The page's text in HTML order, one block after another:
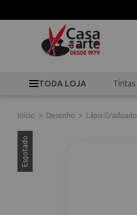
TODA LOJA Tintas
Início > Desenho > Lápis Graduado
Esgotado